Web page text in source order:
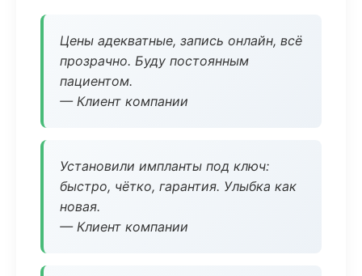
Цены адекватные, запись онлайн, всё
прозрачно. Буду постоянным
пациентом.
— Клиент компании
Установили импланты под ключ:
быстро, чётко, гарантия. Улыбка как
новая.
— Клиент компании